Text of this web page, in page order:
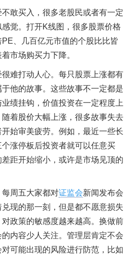
敢买入，很多老股民或者有一定
觉。打开K线图，很多股票价格
、几百亿元市值的个股比比皆
市场购买力下降。
难打动人心。每只股票上涨都有
他的故事。这些故事不一定都是
绩挂钩，价值投资在一定程度上
着股价大幅上涨，很多故事失去
始审美疲劳。例如，最近一些长
涨停板后投资者就可以任意买
距开始缩小，或许是市场见顶的
周五大家都对证监会新闻发布会
现的那一刻，但是都不愿意损失
政策的敏感度越来越高。换做前
内容少人关注。管理层肯定不会
可能出现的风险进行防范，比如